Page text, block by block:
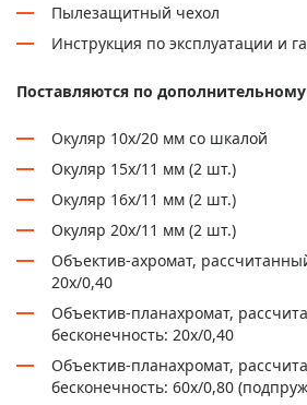
Пылезащитный чехол
Инструкция по эксплуатации и
Поставляются по дополнительному
Окуляр 10х/20 мм со шкалой
Окуляр 15х/11 мм (2 шт.)
Окуляр 16х/11 мм (2 шт.)
Окуляр 20х/11 мм (2 шт.)
Объектив-ахромат,
20х/0,40
Объектив-планахромат,
бесконечность: 20х/0,40
Объектив-планахромат,
бесконечность: 60x/0,80